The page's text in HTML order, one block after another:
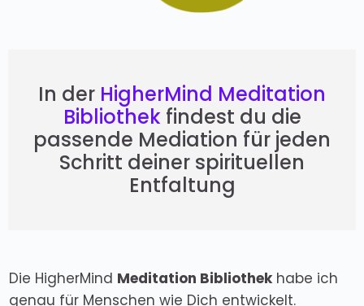
In der HigherMind Meditation
Bibliothek findest du die
passende Mediation für jeden
Schritt deiner spirituellen
Entfaltung
Die HigherMind Meditation Bibliothek habe ich
genau für Menschen wie Dich entwickelt.